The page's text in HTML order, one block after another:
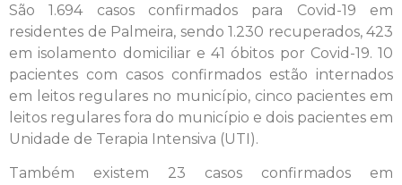
São 1.694 casos confirmados para Covid-19 em
residentes de Palmeira, sendo 1.230 recuperados, 423
em isolamento domiciliar e 41 óbitos por Covid-19. 10
pacientes com casos confirmados estão internados
em leitos regulares no município, cinco pacientes em
leitos regulares fora do município e dois pacientes em
Unidade de Terapia Intensiva (UTI).
Também existem 23 casos confirmados em